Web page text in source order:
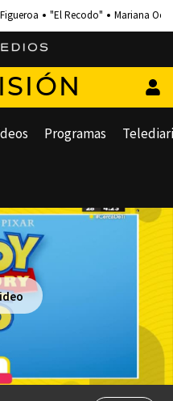
"El Recodo" Mariana
Programas